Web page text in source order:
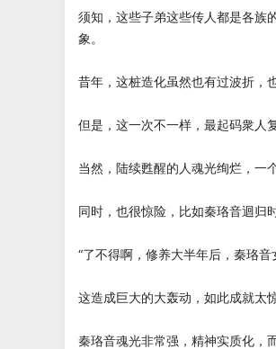
须知，这些子弟这些传人都是各族
象。
昔年，这桩造化虽然也有过波折，
但是，这一次不一样，最起码衆人
当然，陆续甦醒的人魂光绚烂，一
同时，也很惊险，比如秦珞音迴归
“了不得啊，修养大半年后，秦珞
这造成巨大的大轰动，如此成就太惊
秦珞音魂光非常强，精神实质化，